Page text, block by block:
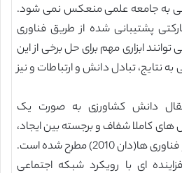
به جامعه علمی منعکس نمی شود.
پشتیبانی شده از طریق فناوری
توانند ابزاری مهم برای حل برخی از این
نتایج، تبادل دانش و ارتباطات و نیز
دانش کشاورزی به صورت یک
کاملا شفاف و برجسته بین ایجاد،
انتقال و استفاده از دانش و فناوری ها(دان 2010) مطرح شده است.
ای با رویکرد شبکه اجتماعی